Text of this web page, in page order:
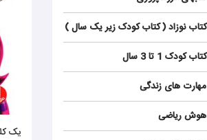
کتاب نوزاد ( کتاب کودک زیر یک سال )
کتاب کودک 1 تا 3 سال
مهارت های زندگی
هوش ریاضی
یک